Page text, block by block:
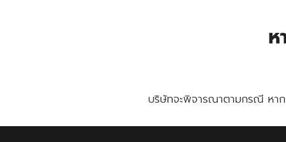
ห
บริษัทจะพิจารณาตามกรณี หาก